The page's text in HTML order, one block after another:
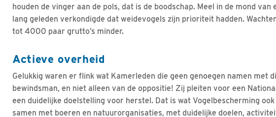
houden de vinger aan de pols, dat is de boodschap. Meel in de mond van
lang geleden verkondigde dat weidevogels zijn prioriteit hadden.
tot 4000 paar grutto’s minder.
Actieve overheid
Gelukkig waren er flink wat Kamerleden die geen genoegen namen met
bewindsman, en niet alleen van de oppositie! Zij pleiten voor een
een duidelijke doelstelling voor herstel. Dat is wat Vogelbescherming
samen met boeren en natuurorganisaties, met duidelijke doelen,